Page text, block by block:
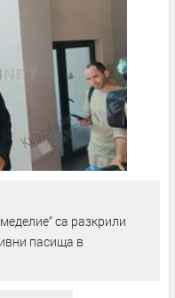
са разкрили
пасища в